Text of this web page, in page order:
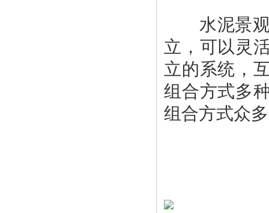
水泥景观
立，可以灵
立的系统，
组合方式多